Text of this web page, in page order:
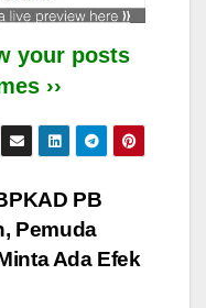
your posts
››
PB
Pemuda
Ada Efek